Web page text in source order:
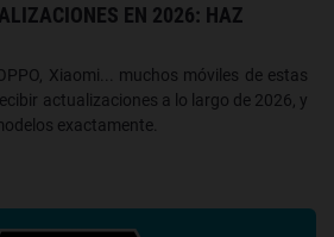
EN 2026: HAZ
Xiaomi... muchos móviles de estas
actualizaciones a lo largo de 2026, y
exactamente.